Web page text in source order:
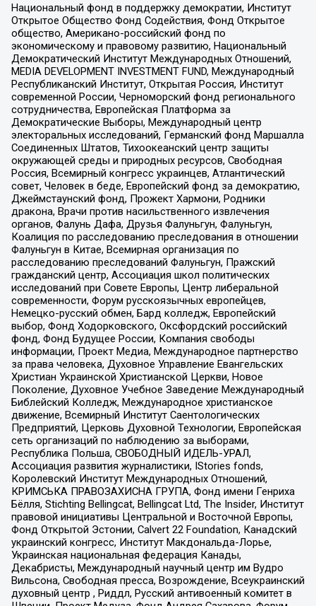
Национальный фонд в поддержку демократии, Институт
Открытое Общество Фонд Содействия, Фонд Открытое
общество, Американо-российский фонд по
экономическому и правовому развитию, Национальный
Демократический Институт Международных Отношений,
MEDIA DEVELOPMENT INVESTMENT FUND, Международный
Республиканский Институт, Открытая Россия, Институт
современной России, Черноморский фонд регионального
сотрудничества, Европейская Платформа за
Демократические Выборы, Международный центр
электоральных исследований, Германский фонд Маршалла
Соединенных Штатов, Тихоокеанский центр защиты
окружающей среды и природных ресурсов, Свободная
Россия, Всемирный конгресс украинцев, Атлантический
совет, Человек в беде, Европейский фонд за демократию,
Джеймстаунский фонд, Прожект Хармони, Родники
дракона, Врачи против насильственного извлечения
органов, Фалунь Дафа, Друзья Фалуньгун, Фалуньгун,
Коалиция по расследованию преследования в отношении
Фалуньгун в Китае, Всемирная организация по
расследованию преследований Фалуньгун, Пражский
гражданский центр, Ассоциация школ политических
исследований при Совете Европы, Центр либеральной
современности, Форум русскоязычных европейцев,
Немецко-русский обмен, Бард колледж, Европейский
выбор, Фонд Ходорковского, Оксфордский российский
фонд, Фонд Будущее России, Компания свободы
информации, Проект Медиа, Международное партнерство
за права человека, Духовное Управление Евангельских
Христиан Украинской Христианской Церкви, Новое
Поколение, Духовное Учебное Заведение Международный
Библейский Колледж, Международное христианское
движение, Всемирный Институт Саентологических
Предприятий, Церковь Духовной Технологии, Европейская
сеть организаций по наблюдению за выборами,
Республика Польша, СВОБОДНЫЙ ИДЕЛЬ-УРАЛ,
Ассоциация развития журналистики, IStories fonds,
Королевский Институт Международных Отношений,
КРИМСЬКА ПРАВОЗАХИСНА ГРУПА, Фонд имени Генриха
Бёлля, Stichting Bellingcat, Bellingcat Ltd, The Insider, Институт
правовой инициативы Центральной и Восточной Европы,
Фонд Открытой Эстонии, Calvert 22 Foundation, Канадский
украинский конгресс, Институт Макдональда-Лорье,
Украинская национальная федерация Канады,
Декабристы, Международный научный центр им Вудро
Вильсона, Свободная пресса, Возрождение, Всеукраинский
духовный центр , Риддл, Русский антивоенный комитет в